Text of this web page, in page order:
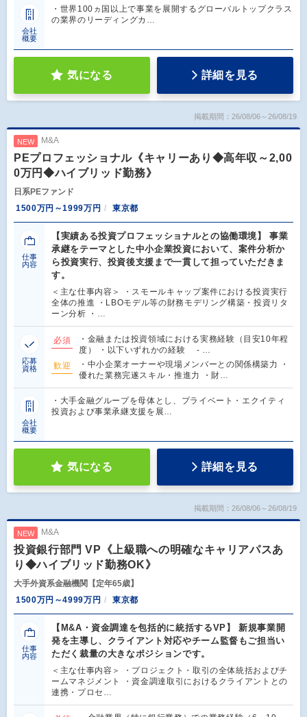
会社
概要
・世界100ヵ国以上で事業を展開するグローバルトップクラス
の業界のリーディングカ…
気になる 詳細を見る
掲載期間：26/08/06～26/08/19
NEW M&A
PEプロフェッショナル《キャリーあり◆高年収～2,00
0万円◆ハイブリッド勤務》
日系PEファンド
1500万円～1999万円
東京都
仕事
内容
【実績ある投資プロフェッショナルとの協働環境】 事業
承継をテーマとした中小企業投資において、案件分析か
ら投資実行、投資後支援まで一貫して担っていただきま
す。
＜主な仕事内容＞ ・スモールキャップ案件における投資実行
全体の推進 ・LBOモデル等の財務モデリング構築・投資リタ
ーン分析 ・…
応募
資格
必須
・金融または投資領域における実務経験（目安10年程
度） ・以下いずれかの経験 - …
歓迎
・中小企業オーナーや現場メンバーとの関係構築力 ・
優れた業務完遂スキル・推進力 ・財…
会社
概要
・大手金融グループを母体とし、プライベート・エクイティ
投資および事業承継支援を展…
気になる 詳細を見る
掲載期間：26/08/06～26/08/19
NEW M&A
投資銀行部門 VP《上級職への明確なキャリアパスあ
り◆ハイブリッド勤務OK》
大手外資系金融機関【定年65歳】
1500万円～4999万円
東京都
仕事
内容
【M&A・資金調達を包括的に統括するVP】 新規事業開
発を主導し、クライアント対応やチーム監督もご担当い
ただく裁量の大きなポジションです。
＜主な仕事内容＞ ・プロジェクト・取引の全体統括およびチ
ームマネジメント ・資金調達取引におけるクライアントとの
連携・プロセ…